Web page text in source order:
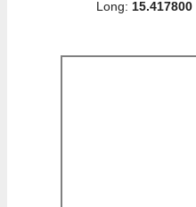
Long: 15.417800